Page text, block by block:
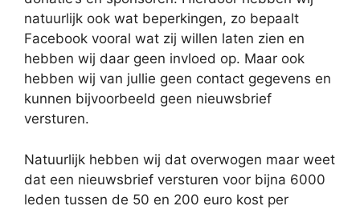
natuurlijk ook wat beperkingen, zo bepaalt
Facebook vooral wat zij willen laten zien en
hebben wij daar geen invloed op. Maar ook
hebben wij van jullie geen contact gegevens en
kunnen bijvoorbeeld geen nieuwsbrief
versturen.
Natuurlijk hebben wij dat overwogen maar weet
dat een nieuwsbrief versturen voor bijna 6000
leden tussen de 50 en 200 euro kost per